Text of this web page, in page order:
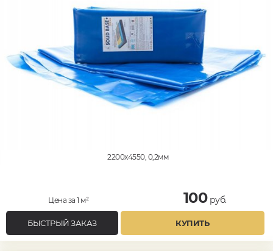
2200x4550, 0,2мм
Цена за 1 м² 100руб.
БЫСТРЫЙ ЗАКАЗ КУПИТЬ